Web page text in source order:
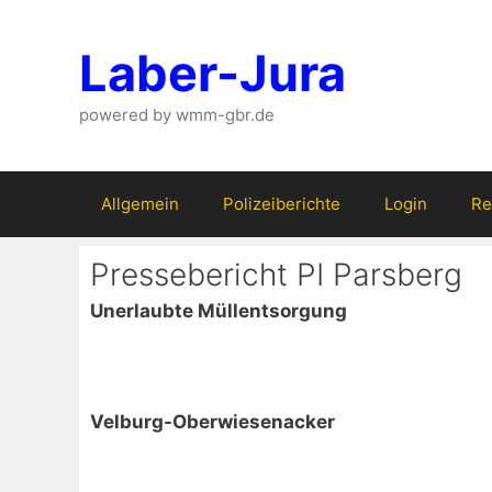
Laber-Jura
powered by wmm-gbr.de
Allgemein Polizeiberichte Login
Pressebericht PI Parsberg
Unerlaubte Müllentsorgung
Velburg-Oberwiesenacker